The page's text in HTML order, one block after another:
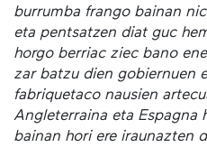
burrumba frango bainan
eta pentsatzen diat guc
horgo berriac ziec bano
zar batzu dien gobiernuen
fabriquetaco nausien
Angleterraina eta Espagna
bainan hori ere iraunazten